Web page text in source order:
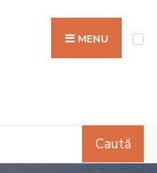
MENU
Caută